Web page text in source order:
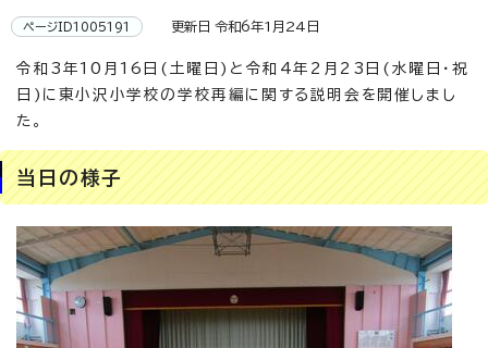
ページID1005191 更新日 令和6年1月24日
令和3年10月16日(土曜日)と令和4年2月23日(水曜日・祝
日)に東小沢小学校の学校再編に関する説明会を開催しまし
た。
当日の様子